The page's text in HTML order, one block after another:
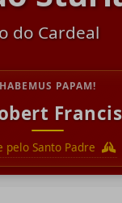
do Cardeal
HABEMUS PAPAM!
pelo Santo Padre